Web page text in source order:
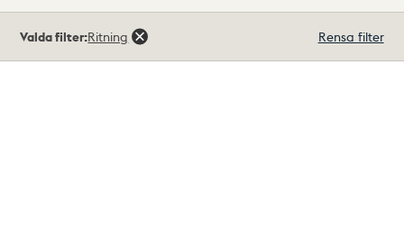
träffar
Valda filter:Ritning Rensa filter